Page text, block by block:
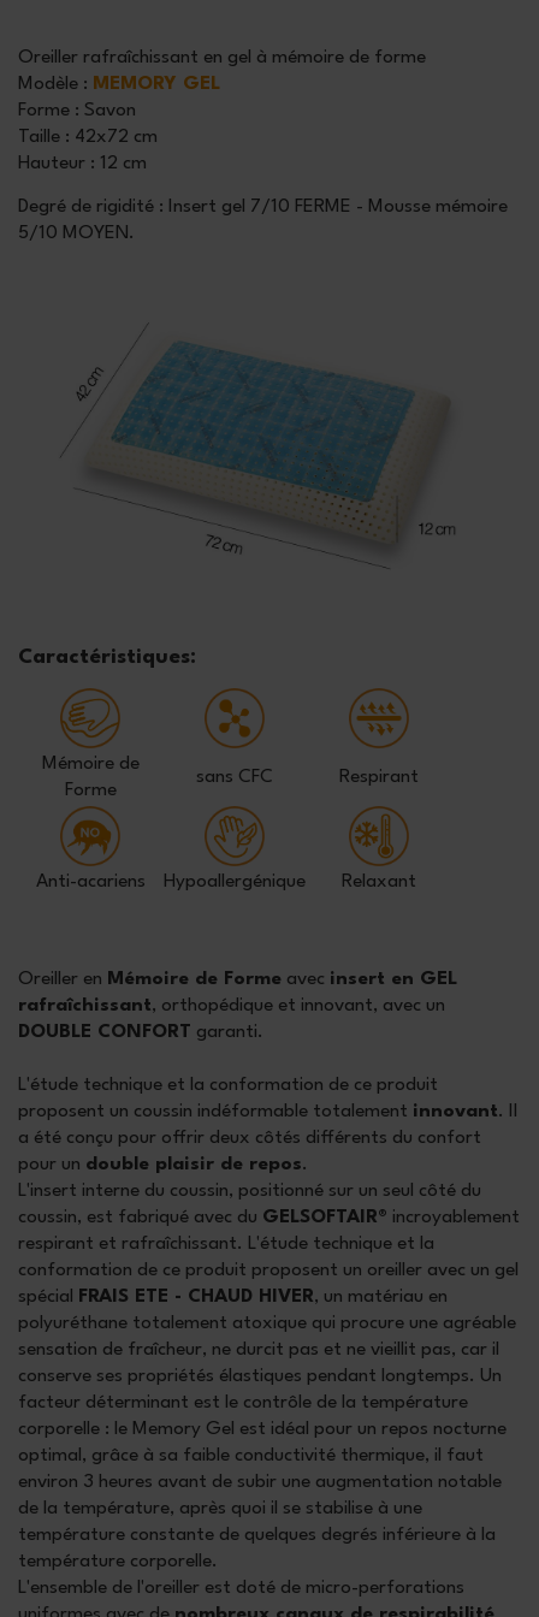
Oreiller rafraîchissant en gel à mémoire de forme
Modèle : MEMORY GEL
Forme : Savon
Taille : 42x72 cm
Hauteur : 12 cm
Degré de rigidité : Insert gel 7/10 FERME - Mousse mémoire
5/10 MOYEN.
Caractéristiques:
Mémoire de
Forme
sans CFC Respirant
Anti-acariens Hypoallergénique Relaxant
Oreiller en Mémoire de Forme avec insert en GEL
rafraîchissant, orthopédique et innovant, avec un
DOUBLE CONFORT garanti.
L'étude technique et la conformation de ce produit
proposent un coussin indéformable totalement innovant. Il
a été conçu pour offrir deux côtés différents du confort
pour un double plaisir de repos.
L'insert interne du coussin, positionné sur un seul côté du
coussin, est fabriqué avec du GELSOFTAIR® incroyablement
respirant et rafraîchissant. L'étude technique et la
conformation de ce produit proposent un oreiller avec un gel
spécial
FRAIS ETE - CHAUD HIVER, un matériau en
polyuréthane totalement atoxique qui procure une agréable
sensation de fraîcheur, ne durcit pas et ne vieillit pas, car il
conserve ses propriétés élastiques pendant longtemps. Un
facteur déterminant est le contrôle de la température
corporelle : le Memory Gel est idéal pour un repos nocturne
optimal, grâce à sa faible conductivité thermique, il faut
environ 3 heures avant de subir une augmentation notable
de la température, après quoi il se stabilise à une
température constante de quelques degrés inférieure à la
température corporelle.
L'ensemble de l'oreiller est doté de micro-perforations